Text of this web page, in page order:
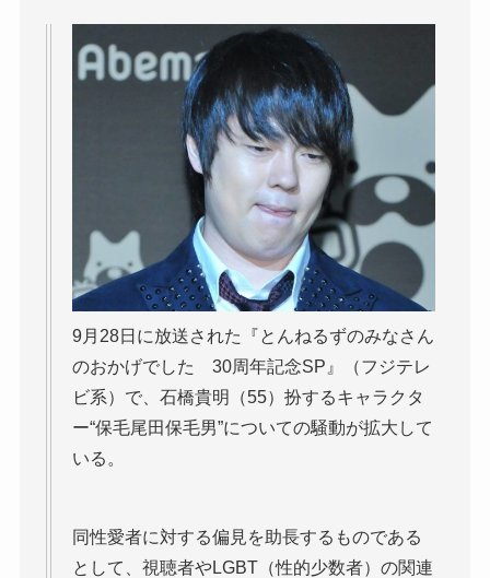
9月28日に放送された『とんねるずのみなさん
のおかげでした 30周年記念SP』（フジテレ
ビ系）で、石橋貴明（55）扮するキャラクタ
ー“保毛尾田保毛男”についての騒動が拡大して
いる。
同性愛者に対する偏見を助長するものである
として、視聴者やLGBT（性的少数者）の関連